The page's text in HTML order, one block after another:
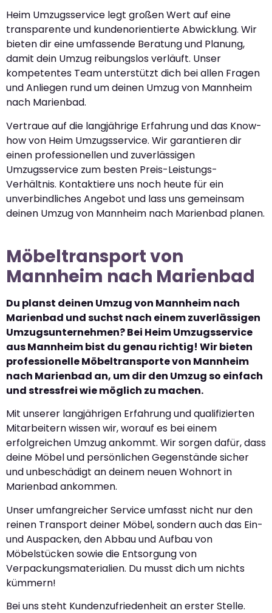
Heim Umzugsservice legt großen Wert auf eine
transparente und kundenorientierte Abwicklung. Wir
bieten dir eine umfassende Beratung und Planung,
damit dein Umzug reibungslos verläuft. Unser
kompetentes Team unterstützt dich bei allen Fragen
und Anliegen rund um deinen Umzug von Mannheim
nach Marienbad.
Vertraue auf die langjährige Erfahrung und das Know-
how von Heim Umzugsservice. Wir garantieren dir
einen professionellen und zuverlässigen
Umzugsservice zum besten Preis-Leistungs-
Verhältnis. Kontaktiere uns noch heute für ein
unverbindliches Angebot und lass uns gemeinsam
deinen Umzug von Mannheim nach Marienbad planen.
Möbeltransport von
Mannheim nach Marienbad
Du planst deinen Umzug von Mannheim nach
Marienbad und suchst nach einem zuverlässigen
Umzugsunternehmen? Bei Heim Umzugsservice
aus Mannheim bist du genau richtig! Wir bieten
professionelle Möbeltransporte von Mannheim
nach Marienbad an, um dir den Umzug so einfach
und stressfrei wie möglich zu machen.
Mit unserer langjährigen Erfahrung und qualifizierten
Mitarbeitern wissen wir, worauf es bei einem
erfolgreichen Umzug ankommt. Wir sorgen dafür, dass
deine Möbel und persönlichen Gegenstände sicher
und unbeschädigt an deinem neuen Wohnort in
Marienbad ankommen.
Unser umfangreicher Service umfasst nicht nur den
reinen Transport deiner Möbel, sondern auch das Ein-
und Auspacken, den Abbau und Aufbau von
Möbelstücken sowie die Entsorgung von
Verpackungsmaterialien. Du musst dich um nichts
kümmern!
Bei uns steht Kundenzufriedenheit an erster Stelle.